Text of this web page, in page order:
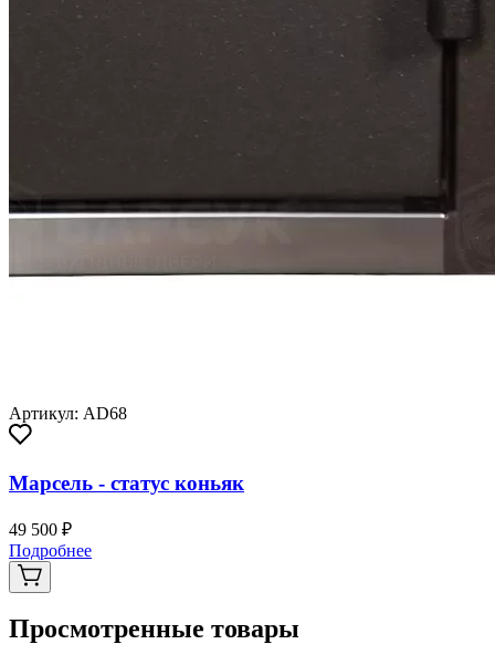
Артикул: AD68
Марсель - статус коньяк
49 500 ₽
Подробнее
Просмотренные товары